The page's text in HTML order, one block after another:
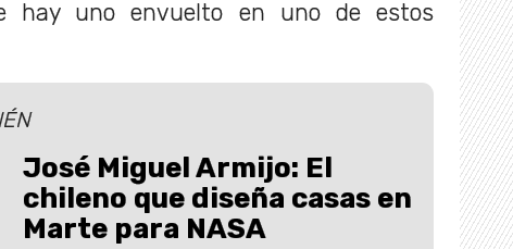
hay uno envuelto en uno de estos
José Miguel Armijo: El
chileno que diseña casas en
Marte para NASA